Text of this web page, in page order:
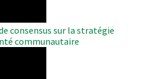
consensus sur la stratégie
communautaire